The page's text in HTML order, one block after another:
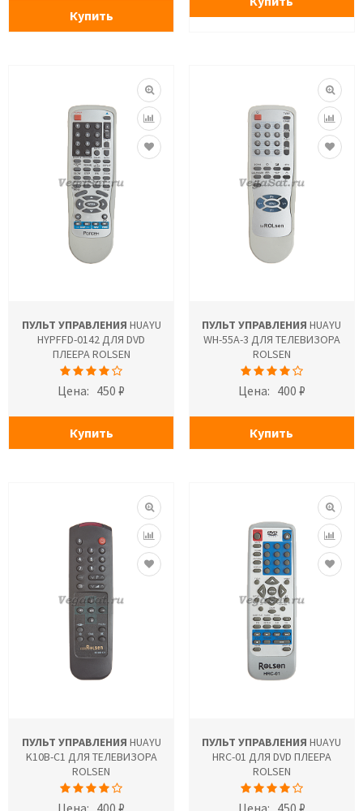
Купить
ПУЛЬТ УПРАВЛЕНИЯ HUAYU
HYPFFD-0142 ДЛЯ DVD
ПЛЕЕРА ROLSEN
Цена: 450 ₽
Купить
ПУЛЬТ УПРАВЛЕНИЯ HUAYU
WH-55A-3 ДЛЯ ТЕЛЕВИЗОРА
ROLSEN
Цена: 400 ₽
Купить
ПУЛЬТ УПРАВЛЕНИЯ HUAYU
K10B-C1 ДЛЯ ТЕЛЕВИЗОРА
ROLSEN
Цена: 400 ₽
ПУЛЬТ УПРАВЛЕНИЯ HUAYU
HRC-01 ДЛЯ DVD ПЛЕЕРА
ROLSEN
Цена: 450 ₽